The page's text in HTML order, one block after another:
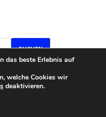
SUCHEN
das beste Erlebnis auf
welche Cookies wir
deaktivieren.